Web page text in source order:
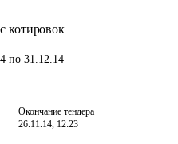
котировок
по 31.12.14
Окончание тендера
26.11.14, 12:23